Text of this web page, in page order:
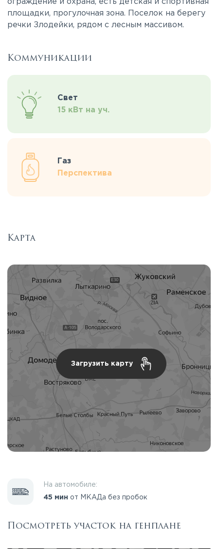
ограждение и охрана, есть детская и спортивная
площадки, прогулочная зона. Поселок на берегу
речки Злодейки, рядом с лесным массивом.
Коммуникации
Свет
15 кВт на уч.
Газ
Перспектива
Карта
Загрузить карту
На автомобиле:
45 мин от МКАДа без пробок
Посмотреть участок на генплане